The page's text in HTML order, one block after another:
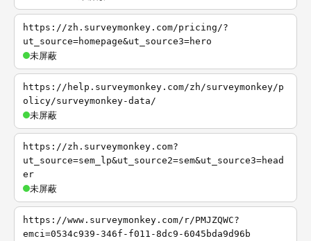
https://zh.surveymonkey.com/pricing/?
ut_source=homepage&ut_source3=hero
未屏蔽
https://help.surveymonkey.com/zh/surveymonkey/p
olicy/surveymonkey-data/
未屏蔽
https://zh.surveymonkey.com?
ut_source=sem_lp&ut_source2=sem&ut_source3=head
er
未屏蔽
https://www.surveymonkey.com/r/PMJZQWC?
emci=0534c939-346f-f011-8dc9-6045bda9d96b